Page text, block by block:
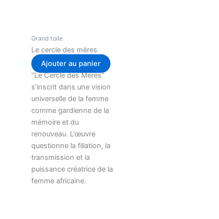
Grand toile
Le cercle des mères
Ajouter au panier
“Le Cercle des Mères”
s’inscrit dans une vision
universelle de la femme
comme gardienne de la
mémoire et du
renouveau. L’œuvre
questionne la filiation, la
transmission et la
puissance créatrice de la
femme africaine.